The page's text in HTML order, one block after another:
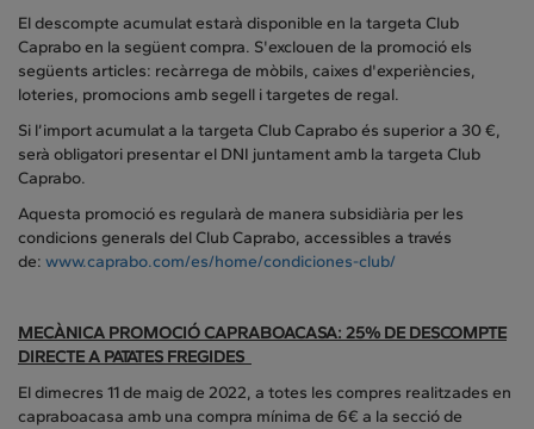
El descompte acumulat estarà disponible en la targeta Club
Caprabo en la següent compra. S'exclouen de la promoció els
següents articles: recàrrega de mòbils, caixes d'experiències,
loteries, promocions amb segell i targetes de regal.
Si l’import acumulat a la targeta Club Caprabo és superior a 30 €,
serà obligatori presentar el DNI juntament amb la targeta Club
Caprabo.
Aquesta promoció es regularà de manera subsidiària per les
condicions generals del Club Caprabo, accessibles a través
de: www.caprabo.com/es/home/condiciones-club/
MECÀNICA PROMOCIÓ CAPRABOACASA: 25% DE DESCOMPTE
DIRECTE A PATATES FREGIDES
El dimecres 11 de maig de 2022, a totes les compres realitzades en
capraboacasa amb una compra mínima de 6€ a la secció de